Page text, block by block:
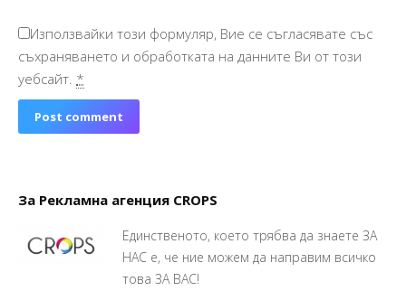
Използвайки този формуляр, Вие се съгласявате със
съхраняването и обработката на данните Ви от този
уебсайт. *
Post comment
За Рекламна агенция CROPS
Единственото, което трябва да знаете ЗА
НАС е, че ние можем да направим всичко
това ЗА ВАС!